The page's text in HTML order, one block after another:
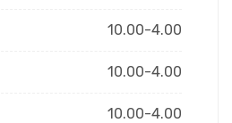
10.00-4.00
10.00-4.00
10.00-4.00